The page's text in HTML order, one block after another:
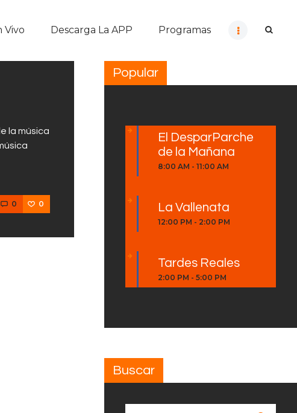
Vivo Descarga La APP Programas
la música
0 0
Popular
El DesparParche
de la Mañana
8:00 AM -11:00 AM
La Vallenata
12:00 PM - 2:00 PM
Tardes Reales
2:00 PM -5:00 PM
Buscar